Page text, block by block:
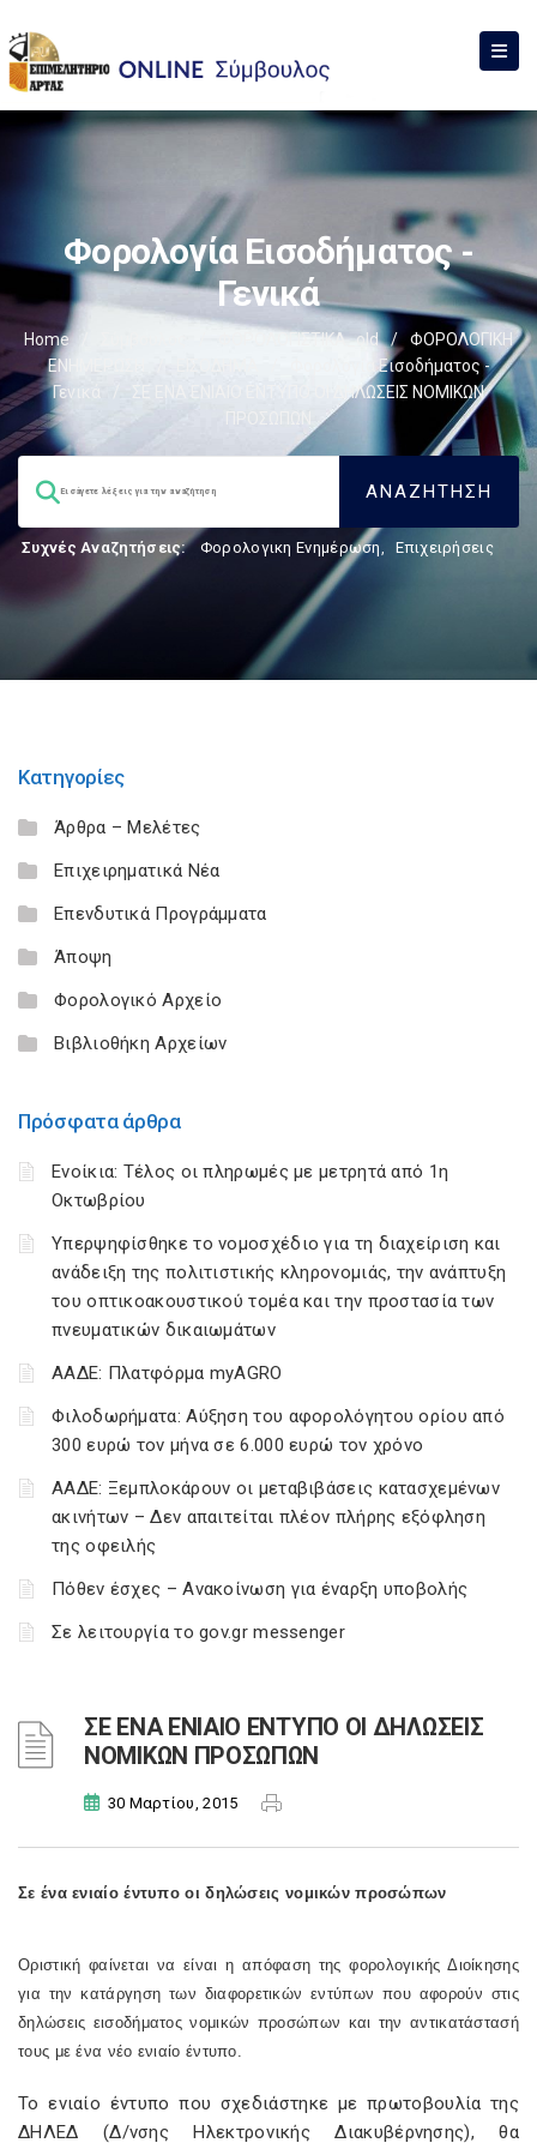
Φορολογία Εισοδήματος -
Γενικά
Home ΦΟΡΟΛΟΓΙΣΤΙΚΑ_old /
ΦΟΡΟΛΟΓΙΚΗ
ΕΝΗΜΕΡΩΣΗ
Φορολογία Εισοδήματος -
Γενικά
ΣΕ ΕΝΑ ΕΝΙΑΙΟ ΕΝΤΥΠΟ ΟΙ ΔΗΛΩΣΕΙΣ ΝΟΜΙΚΩΝ
ΠΡΟΣΩΠΩΝ
Συχνές Αναζητήσεις: Φορολογικη Ενημέρωση, Επιχειρήσεις
Κατηγορίες
Άρθρα – Μελέτες
Επιχειρηματικά Νέα
Επενδυτικά Προγράμματα
Άποψη
Φορολογικό Αρχείο
Βιβλιοθήκη Αρχείων
Πρόσφατα άρθρα
Ενοίκια: Τέλος οι πληρωμές με μετρητά από 1η
Οκτωβρίου
Υπερψηφίσθηκε το νομοσχέδιο για τη διαχείριση και
ανάδειξη της πολιτιστικής κληρονομιάς, την ανάπτυξη
του οπτικοακουστικού τομέα και την προστασία των
πνευματικών δικαιωμάτων
ΑΑΔΕ: Πλατφόρμα myAGRO
Φιλοδωρήματα: Αύξηση του αφορολόγητου ορίου από
300 ευρώ τον μήνα σε 6.000 ευρώ τον χρόνο
ΑΑΔΕ: Ξεμπλοκάρουν οι μεταβιβάσεις κατασχεμένων
ακινήτων – Δεν απαιτείται πλέον πλήρης εξόφληση
της οφειλής
Πόθεν έσχες – Ανακοίνωση για έναρξη υποβολής
Σε λειτουργία το gov.gr messenger
ΣΕ ΕΝΑ ΕΝΙΑΙΟ ΕΝΤΥΠΟ ΟΙ ΔΗΛΩΣΕΙΣ
ΝΟΜΙΚΩΝ ΠΡΟΣΩΠΩΝ
30 Μαρτίου, 2015
Σε ένα ενιαίο έντυπο οι δηλώσεις νομικών προσώπων
Οριστική φαίνεται να είναι η απόφαση της φορολογικής Διοίκησης
για την κατάργηση των διαφορετικών εντύπων που αφορούν στις
δηλώσεις εισοδήματος νομικών προσώπων και την αντικατάστασή
τους με ένα νέο ενιαίο έντυπο.
Το ενιαίο έντυπο που σχεδιάστηκε με πρωτοβουλία της
ΔΗΛΕΔ (Δ/νσης Ηλεκτρονικής Διακυβέρνησης), θα